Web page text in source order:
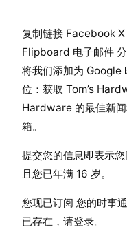
复制链接 Facebook
Flipboard 电子邮件
将我们添加为 Google
位：获取 Tom’s
Hardware 的最佳新
箱。
提交您的信息即表示
且您已年满 16 岁。
您现已订阅 您的时事
已存在，请登录。